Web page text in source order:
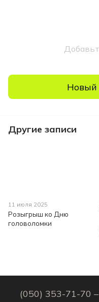
Новый
Другие записи
11 июля 2025
Розыгрыш ко Дню
головоломки
(050) 353-71-70